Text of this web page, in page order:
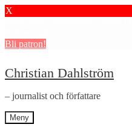
X
Bli patron!
Hoppa
till
navigering
Hoppa
till
innehåll
Christian Dahlström
– journalist och författare
Meny